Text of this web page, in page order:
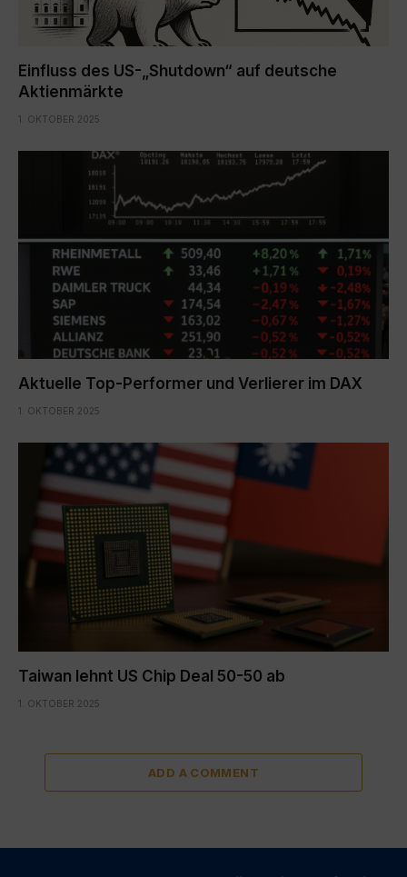
Einfluss des US-„Shutdown“ auf deutsche
Aktienmärkte
1. OKTOBER 2025
Aktuelle Top-Performer und Verlierer im DAX
1. OKTOBER 2025
Taiwan lehnt US Chip Deal 50-50 ab
1. OKTOBER 2025
ADD A COMMENT